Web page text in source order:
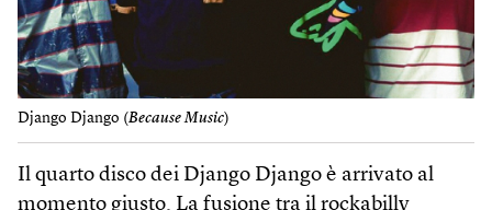
Django Django (Because Music)
Il quarto disco dei Django Django è arrivato al
momento giusto. La fusione tra il rockabilly